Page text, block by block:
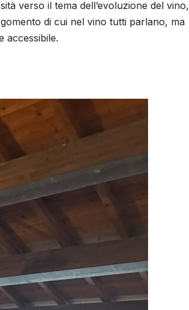
verso il tema dell’evoluzione del vino,
di cui nel vino tutti parlano, ma
accessibile.